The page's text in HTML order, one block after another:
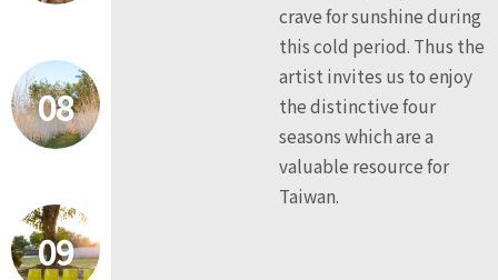
08
09
crave for sunshine during
this cold period. Thus the
artist invites us to enjoy
the distinctive four
seasons which are a
valuable resource for
Taiwan.